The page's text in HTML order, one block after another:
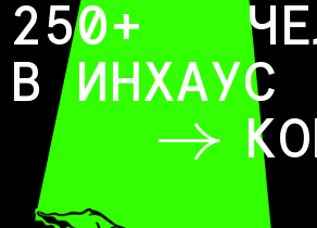
250+
В ИНХАУС